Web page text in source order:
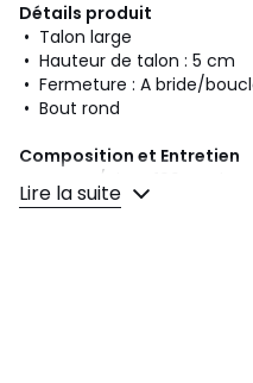
Détails produit
• Talon large
• Hauteur de talon : 5 cm
• Fermeture : A bride/
• Bout rond
Composition et Entretien
• Dessus/Tige : 100% cuir
• Doublure : 75% textile, 25%
Lire la suite